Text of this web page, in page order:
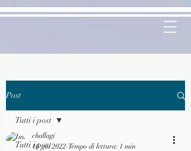
Post
Tutti i post
Tutti i post
challagi
16 giu 2022 Tempo di lettura: 1 min